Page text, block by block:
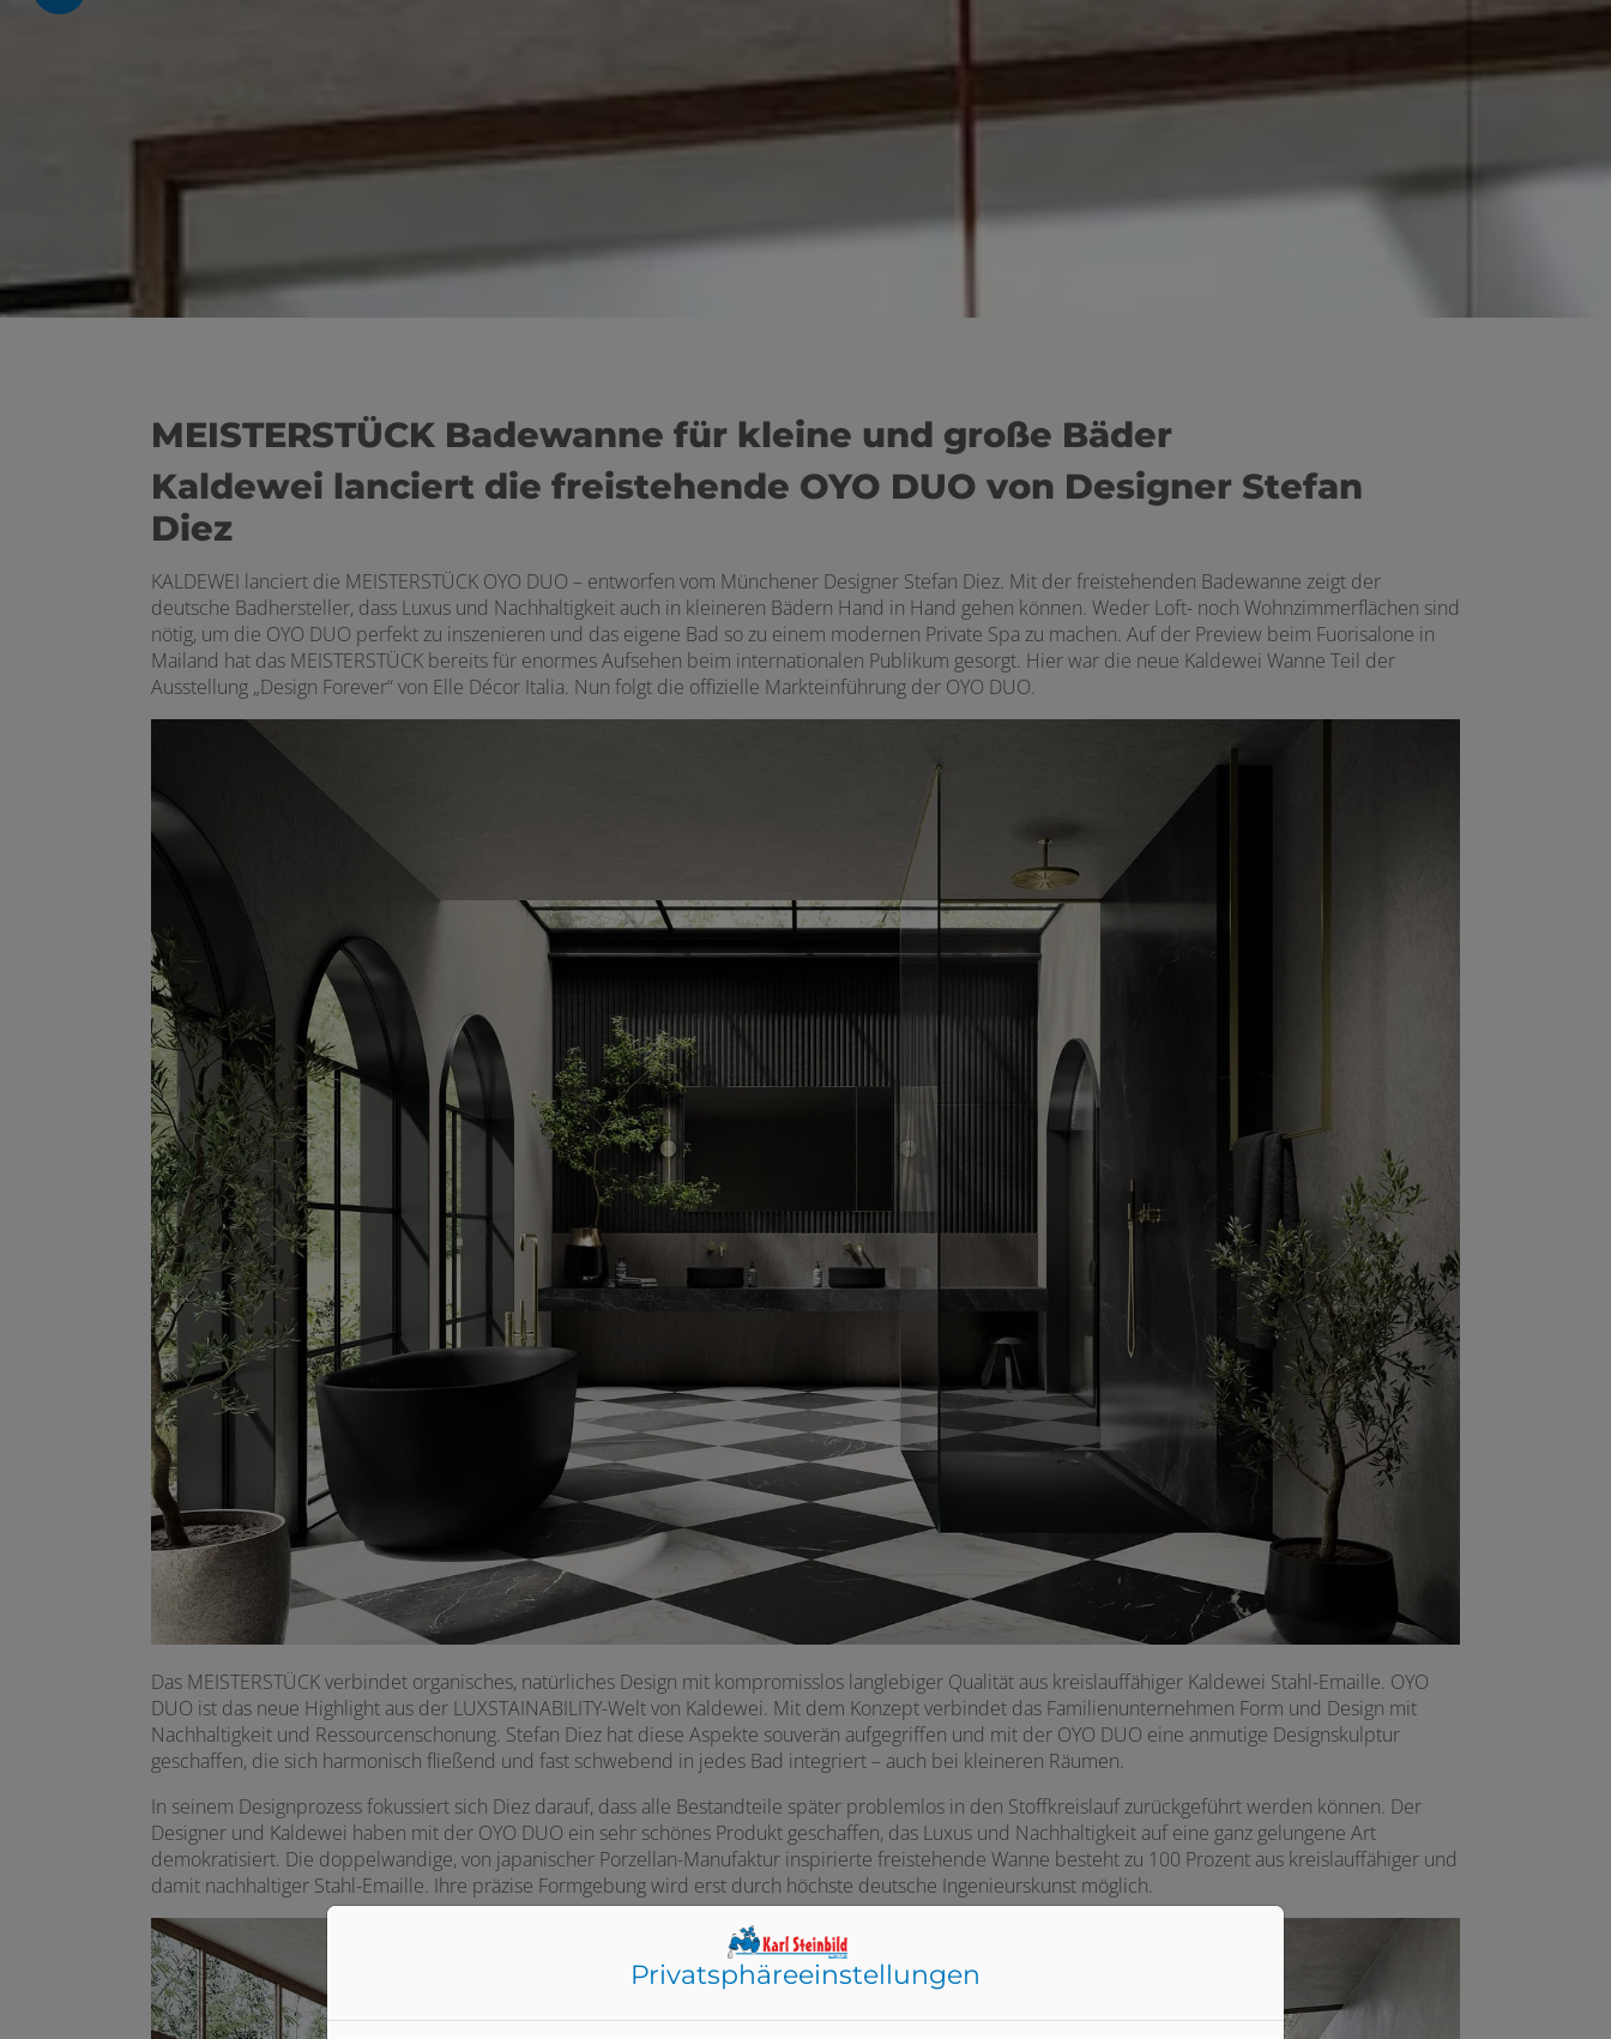
MEISTERSTÜCK Badewanne für kleine und große Bäder
Kaldewei lanciert die freistehende OYO DUO von Designer Stefan
Diez
KALDEWEI lanciert die MEISTERSTÜCK OYO DUO – entworfen vom Münchener Designer Stefan Diez. Mit der freistehenden Badewanne zeigt der
deutsche Badhersteller, dass Luxus und Nachhaltigkeit auch in kleineren Bädern Hand in Hand gehen können. Weder Loft- noch Wohnzimmerflächen sind
nötig, um die OYO DUO perfekt zu inszenieren und das eigene Bad so zu einem modernen Private Spa zu machen. Auf der Preview beim Fuorisalone in
Mailand hat das MEISTERSTÜCK bereits für enormes Aufsehen beim internationalen Publikum gesorgt. Hier war die neue Kaldewei Wanne Teil der
Ausstellung „Design Forever“ von Elle Décor Italia. Nun folgt die offizielle Markteinführung der OYO DUO.
Das MEISTERSTÜCK verbindet organisches, natürliches Design mit kompromisslos langlebiger Qualität aus kreislauffähiger Kaldewei Stahl-Emaille. OYO
DUO ist das neue Highlight aus der LUXSTAINABILITY-Welt von Kaldewei. Mit dem Konzept verbindet das Familienunternehmen Form und Design mit
Nachhaltigkeit und Ressourcenschonung. Stefan Diez hat diese Aspekte souverän aufgegriffen und mit der OYO DUO eine anmutige Designskulptur
geschaffen, die sich harmonisch fließend und fast schwebend in jedes Bad integriert – auch bei kleineren Räumen.
In seinem Designprozess fokussiert sich Diez darauf, dass alle Bestandteile später problemlos in den Stoffkreislauf zurückgeführt werden können. Der
Designer und Kaldewei haben mit der OYO DUO ein sehr schönes Produkt geschaffen, das Luxus und Nachhaltigkeit auf eine ganz gelungene Art
demokratisiert. Die doppelwandige, von japanischer Porzellan-Manufaktur inspirierte freistehende Wanne besteht zu 100 Prozent aus kreislauffähiger und
damit nachhaltiger Stahl-Emaille. Ihre präzise Formgebung wird erst durch höchste deutsche Ingenieurskunst möglich.
und schließen
Privatsphäre­einstellungen